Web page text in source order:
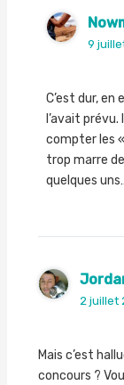
9
C’est dur, en
l’avait
compter les
trop marre
quelques
2 juillet
Mais c’est
concours ?